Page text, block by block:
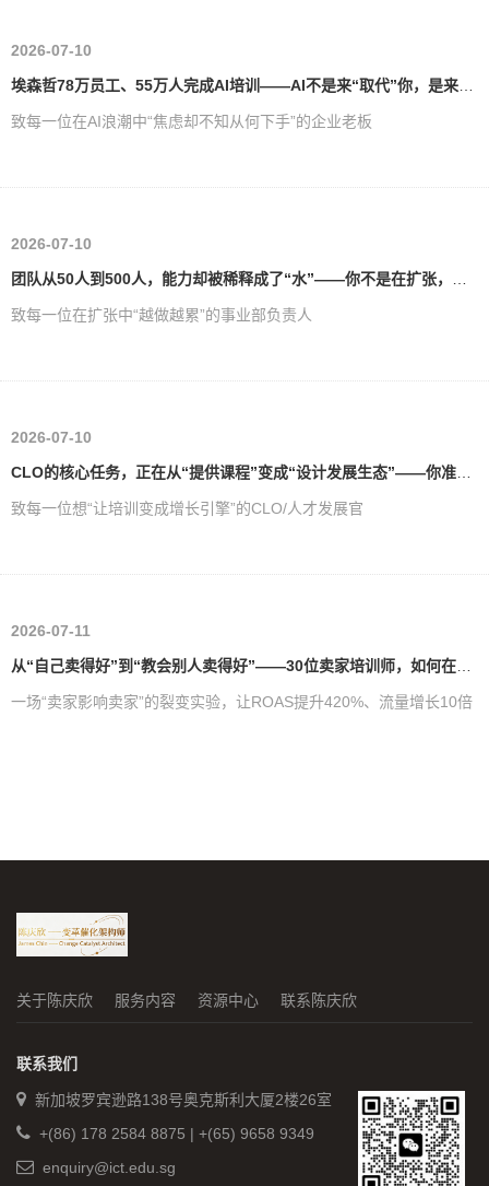
2026-07-10
致每一位在AI浪潮中“焦虑却不知从何下手”的企业老板
2026-07-10
致每一位在扩张中“越做越累”的事业部负责人
2026-07-10
致每一位想“让培训变成增长引擎”的CLO/人才发展官
2026-07-11
一场“卖家影响卖家”的裂变实验，让ROAS提升420%、流量增长10倍
关于陈庆欣 服务内容 资源中心 联系陈庆欣
联系我们
新加坡罗宾逊路138号奥克斯利大厦2楼26室
+(86) 178 2584 8875 | +(65) 9658 9349
enquiry@ict.edu.sg